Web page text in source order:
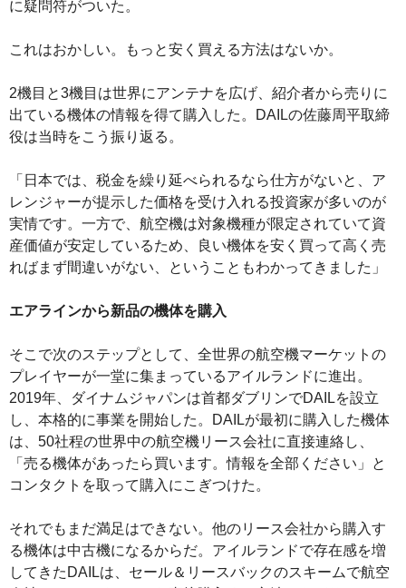
に疑問符がついた。
これはおかしい。もっと安く買える方法はないか。
2機目と3機目は世界にアンテナを広げ、紹介者から売りに
出ている機体の情報を得て購入した。DAILの佐藤周平取締
役は当時をこう振り返る。
「日本では、税金を繰り延べられるなら仕方がないと、ア
レンジャーが提示した価格を受け入れる投資家が多いのが
実情です。一方で、航空機は対象機種が限定されていて資
産価値が安定しているため、良い機体を安く買って高く売
ればまず間違いがない、ということもわかってきました」
エアラインから新品の機体を購入
そこで次のステップとして、全世界の航空機マーケットの
プレイヤーが一堂に集まっているアイルランドに進出。
2019年、ダイナムジャパンは首都ダブリンでDAILを設立
し、本格的に事業を開始した。DAILが最初に購入した機体
は、50社程の世界中の航空機リース会社に直接連絡し、
「売る機体があったら買います。情報を全部ください」と
コンタクトを取って購入にこぎつけた。
それでもまだ満足はできない。他のリース会社から購入す
る機体は中古機になるからだ。アイルランドで存在感を増
してきたDAILは、セール＆リースバックのスキームで航空